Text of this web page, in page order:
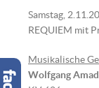
Samstag,
REQUIEM mit
Musikalische
Wolfgang